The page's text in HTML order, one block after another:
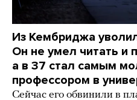
Из Кембриджа
Он не умел читать и
а в 37 стал самым
профессором в
Сейчас его обвинили в